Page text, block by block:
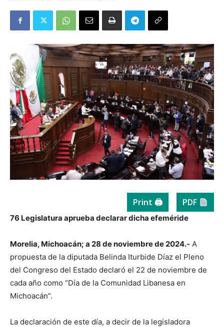
Print 🖨 PDF
76 Legislatura aprueba declarar dicha efeméride
Morelia, Michoacán; a 28 de noviembre de 2024.- A
propuesta de la diputada Belinda Iturbide Díaz el Pleno
del Congreso del Estado declaró el 22 de noviembre de
cada año como “Día de la Comunidad Libanesa en
Michoacán”.
La declaración de este día, a decir de la legisladora